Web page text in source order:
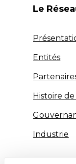
Le
Entités
Histoire de
Industrie